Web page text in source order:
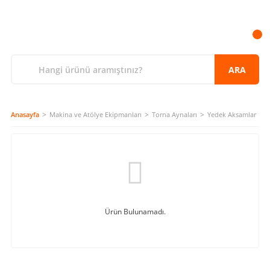
ARA
Anasayfa Makina ve Atölye Ekipmanları Torna Aynaları Yedek Aksamlar
Ürün Bulunamadı.